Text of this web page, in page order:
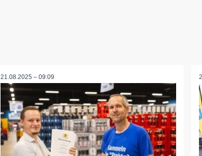
21.08.2025 – 09:09